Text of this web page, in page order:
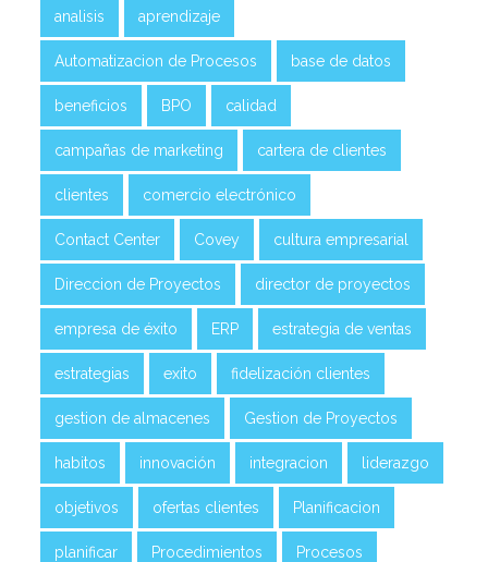
analisis aprendizaje
Automatizacion de Procesos base de datos
beneficios BPO calidad
campañas de marketing cartera de clientes
clientes comercio electrónico
Contact Center Covey cultura empresarial
Direccion de Proyectos director de proyectos
empresa de éxito ERP estrategia de ventas
estrategias exito fidelización clientes
gestion de almacenes Gestion de Proyectos
habitos innovación integracion liderazgo
objetivos ofertas clientes Planificacion
planificar Procedimientos Procesos